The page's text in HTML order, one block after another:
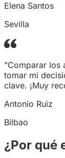
Elena Santos
Sevilla
"Comparar los
tomar mi
clave. ¡Muy
Antonio Ruiz
Bilbao
¿Por qué